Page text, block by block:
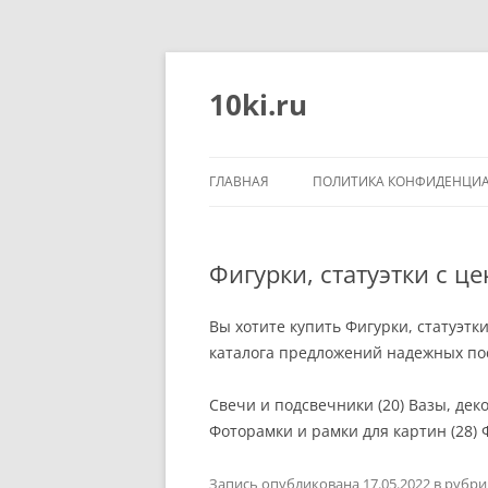
Перейти
содержимому
10ki.ru
ГЛАВНАЯ ПОЛИТИКА
Фигурки, статуэтки с
Вы хотите купить Фигурки,
каталога предложений надежных
Свечи и подсвечники (20) Вазы,
Фоторамки и рамки для картин (28)
Запись опубликована 17.05.2022 в